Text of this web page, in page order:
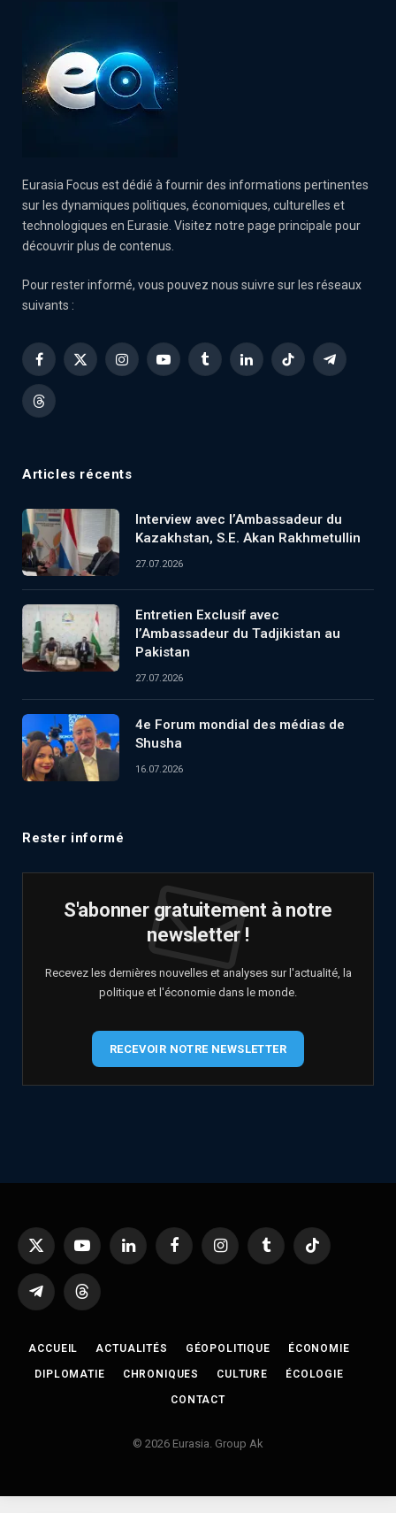
Eurasia Focus est dédié à fournir des informations pertinentes
sur les dynamiques politiques, économiques, culturelles et
technologiques en Eurasie. Visitez notre page principale pour
découvrir plus de contenus.
Pour rester informé, vous pouvez nous suivre sur les réseaux
suivants :
Facebook
X
InstagramYouTubeTumblrLinkedInTikTok Telegram
Threads
Articles récents
Interview avec l’Ambassadeur du
Kazakhstan, S.E. Akan Rakhmetullin
27.07.2026
Entretien Exclusif avec
l’Ambassadeur du Tadjikistan au
Pakistan
27.07.2026
4e Forum mondial des médias de
Shusha
16.07.2026
Rester informé
S'abonner gratuitement à notre
newsletter !
Recevez les dernières nouvelles et analyses sur l'actualité, la
politique et l'économie dans le monde.
RECEVOIR NOTRE NEWSLETTER
X
YouTubeLinkedIn FacebookInstagramTumblr TikTok
TelegramThreads
ACCUEIL ACTUALITÉS GÉOPOLITIQUE ÉCONOMIE
DIPLOMATIE CHRONIQUES CULTURE ÉCOLOGIE
CONTACT
© 2026 Eurasia. Group Ak